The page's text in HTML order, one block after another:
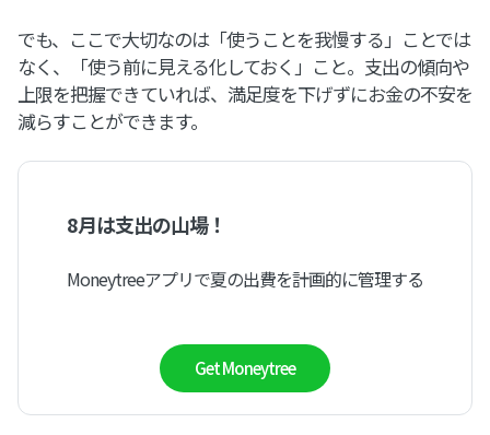
でも、ここで大切なのは「使うことを我慢する」ことでは
なく、「使う前に見える化しておく」こと。支出の傾向や
上限を把握できていれば、満足度を下げずにお金の不安を
減らすことができます。
8月は支出の山場！
Moneytreeアプリで夏の出費を計画的に管理する
Get Moneytree